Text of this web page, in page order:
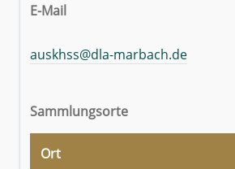
E-Mail
auskhss@dla-marbach.de
Sammlungsorte
Ort